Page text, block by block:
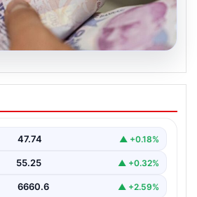
ne zaman yatacak?
emekli ikramiye
47.74 ▲ +0.18%
55.25 ▲ +0.32%
6660.6 ▲ +2.59%